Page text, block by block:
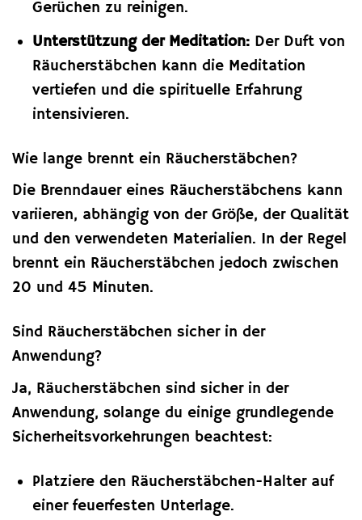
Gerüchen zu reinigen.
Unterstützung der Meditation:Der Duft von
Räucherstäbchen kann die Meditation
vertiefen und die spirituelle Erfahrung
intensivieren.
Wie lange brennt ein Räucherstäbchen?
Die Brenndauer eines Räucherstäbchens kann
variieren, abhängig von der Größe, der Qualität
und den verwendeten Materialien. In der Regel
brennt ein Räucherstäbchen jedoch zwischen
20 und 45 Minuten.
Sind Räucherstäbchen sicher in der
Anwendung?
Ja, Räucherstäbchen sind sicher in der
Anwendung, solange du einige grundlegende
Sicherheitsvorkehrungen beachtest:
Platziere den Räucherstäbchen-Halter auf
einer feuerfesten Unterlage.